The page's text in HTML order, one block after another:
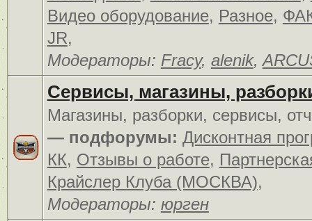
Видео оборудование, Разное,
JR,
Модераторы: Fracy, alenik,
Сервисы, магазины,
Магазины, разборки, сервисы,
— подфорумы: Дисконтная
КК, Отзывы о работе,
Крайслер Клуба (МОСКВА),
Модераторы: юрген